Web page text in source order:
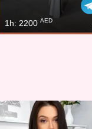
1h: 2200 AED